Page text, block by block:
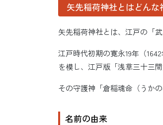
矢先稲荷神社とはどんな
矢先稲荷神社とは、江戸の「
江戸時代初期の寛永19年（
を模し、江戸版「浅草三十三
その守護神「倉稲魂命（うか
名前の由来